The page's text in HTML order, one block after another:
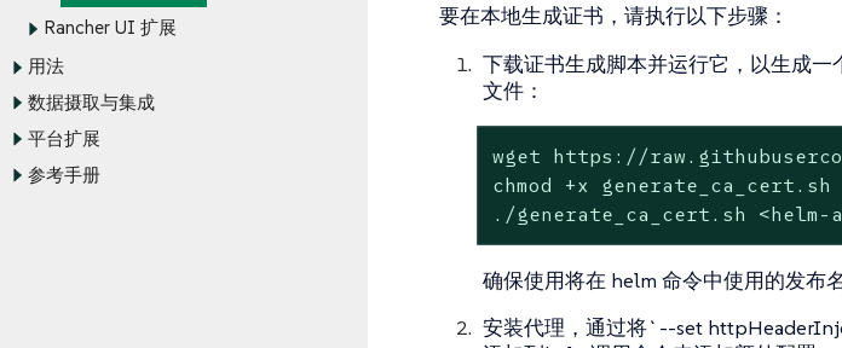
Rancher UI 扩展
用法
数据摄取与集成
平台扩展
参考手册
要在本地生成证书，请执行以下步骤：
下载证书生成脚本并运行它，以生成
文件：
wget https://
chmod +x generate_ca_cert.sh
./generate_ca_cert.sh <helm-
确保使用将在 helm 命令中使用的发布
安装代理，通过将`--set